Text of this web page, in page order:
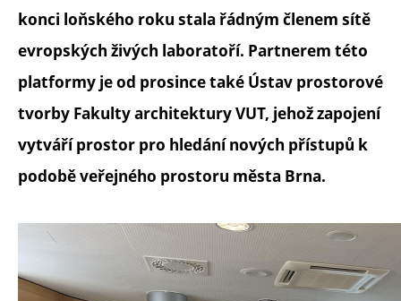
konci loňského roku stala řádným členem sítě
evropských živých laboratoří. Partnerem této
platformy je od prosince také Ústav prostorové
tvorby Fakulty architektury VUT, jehož zapojení
vytváří prostor pro hledání nových přístupů k
podobě veřejného prostoru města Brna.